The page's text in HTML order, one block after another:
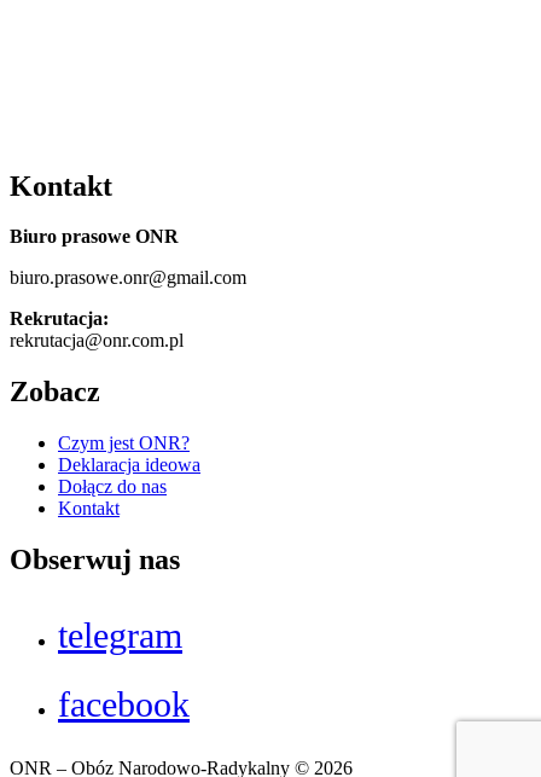
Kontakt
Biuro prasowe ONR
biuro.prasowe.onr@gmail.com
Rekrutacja:
rekrutacja@onr.com.pl
Zobacz
Czym jest ONR?
Deklaracja ideowa
Dołącz do nas
Kontakt
Obserwuj nas
telegram
facebook
ONR – Obóz Narodowo-Radykalny © 2026